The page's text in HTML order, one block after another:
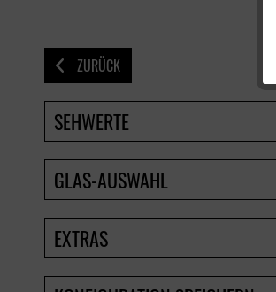
ZURÜCK
SEHWERTE
GLAS-AUSWAHL
EXTRAS